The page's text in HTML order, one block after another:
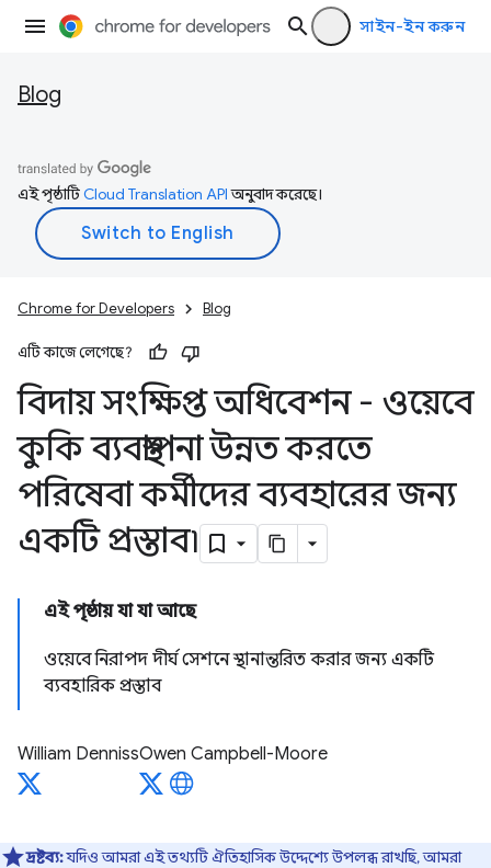
সাইন-ইন করুন
Blog
এই পৃষ্ঠাটিCloud Translation APIঅনুবাদ করেছে।
Chrome for Developers Blog
এটি কাজে লেগেছে?
বিদায় সংক্ষিপ্ত অধিবেশন - ওয়েবে
কুকি ব্যবস্থাপনা উন্নত করতে
পরিষেবা কর্মীদের ব্যবহারের জন্য
একটি প্রস্তাব৷
এই পৃষ্ঠায় যা যা আছে
ওয়েবে নিরাপদ দীর্ঘ সেশনে স্থানান্তরিত করার জন্য একটি
ব্যবহারিক প্রস্তাব
William DennissOwen Campbell-Moore
দ্রষ্টব্য:যদিও আমরা এই তথ্যটি ঐতিহাসিক উদ্দেশ্যে উপলব্ধ রাখছি, আমরা